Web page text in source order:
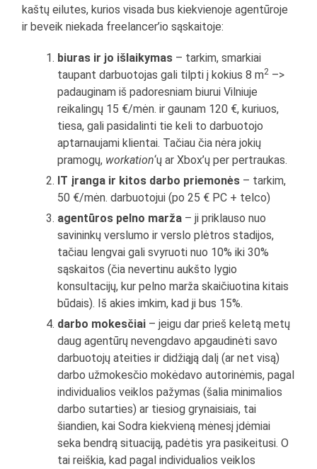
kaštų eilutes, kurios visada bus kiekvienoje agentūroje
ir beveik niekada freelancer’io sąskaitoje:
biuras ir jo išlaikymas – tarkim, smarkiai
taupant darbuotojas gali tilpti į kokius 8 m2 –>
padauginam iš padoresniam biurui Vilniuje
reikalingų 15 €/mėn. ir gaunam 120 €, kuriuos,
tiesa, gali pasidalinti tie keli to darbuotojo
aptarnaujami klientai. Tačiau čia nėra jokių
pramogų, workation‘ų ar Xbox’ų per pertraukas.
IT įranga ir kitos darbo priemonės – tarkim,
50 €/mėn. darbuotojui (po 25 € PC + telco)
agentūros pelno marža – ji priklauso nuo
savininkų verslumo ir verslo plėtros stadijos,
tačiau lengvai gali svyruoti nuo 10% iki 30%
sąskaitos (čia nevertinu aukšto lygio
konsultacijų, kur pelno marža skaičiuotina kitais
būdais). Iš akies imkim, kad ji bus 15%.
darbo mokesčiai – jeigu dar prieš keletą metų
daug agentūrų nevengdavo apgaudinėti savo
darbuotojų ateities ir didžiąją dalį (ar net visą)
darbo užmokesčio mokėdavo autorinėmis, pagal
individualios veiklos pažymas (šalia minimalios
darbo sutarties) ar tiesiog grynaisiais, tai
šiandien, kai Sodra kiekvieną mėnesį įdėmiai
seka bendrą situaciją, padėtis yra pasikeitusi. O
tai reiškia, kad pagal individualios veiklos